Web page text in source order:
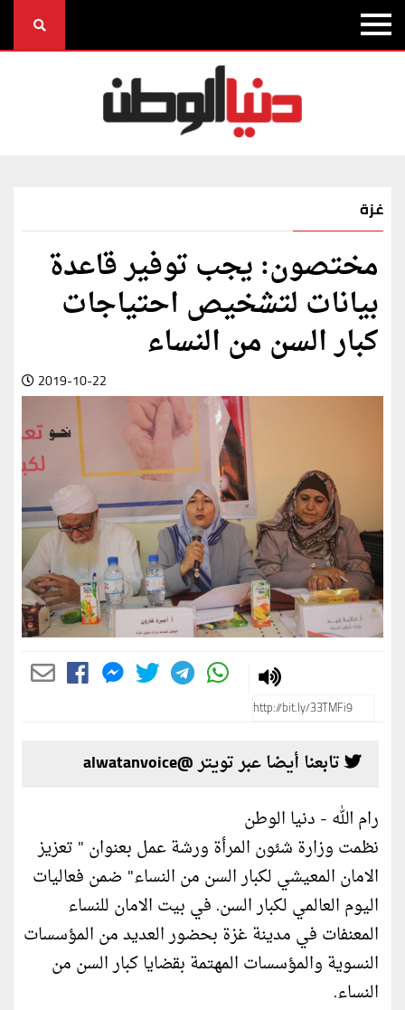
غزة
مختصون: يجب توفير قاعدة
بيانات لتشخيص احتياجات
كبار السن من النساء
2019-10-22
تابعنا أيضا عبر تويتر @alwatanvoice
رام الله - دنيا الوطن
نظمت وزارة شئون المرأة ورشة عمل بعنوان " تعزيز
الامان المعيشي لكبار السن من النساء" ضمن فعاليات
اليوم العالمي لكبار السن. في بيت الامان للنساء
المعنفات في مدينة غزة بحضور العديد من المؤسسات
النسوية والمؤسسات المهتمة بقضايا كبار السن من
النساء.